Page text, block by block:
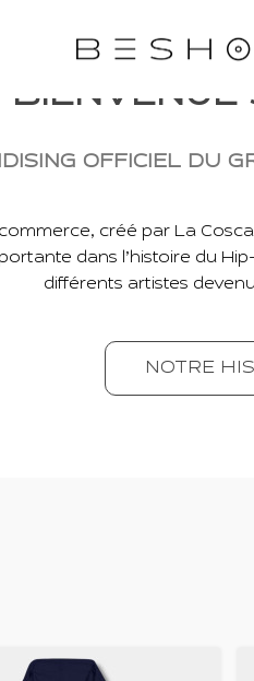
BIENVENUE
OFFICIEL DU
créé par La
dans l’histoire du
différents artistes
NOTRE